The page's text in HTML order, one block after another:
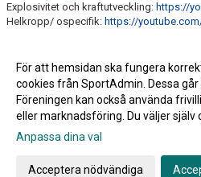
Explosivitet och kraftutveckling: https://
Helkropp/ ospecifik: https://
Styrkeutmaningen!
Gå till Webbversion
För att hemsidan ska fungera
cookies från SportAdmin. Dessa
Föreningen kan också använda
eller marknadsföring. Du väljer själv
Anpassa dina val
Acceptera nödvändiga